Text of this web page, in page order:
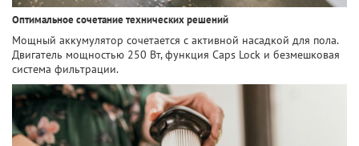
Оптимальное сочетание технических решений
Мощный аккумулятор сочетается с активной насадкой для пола.
Двигатель мощностью 250 Вт, функция Caps Lock и безмешковая
система фильтрации.